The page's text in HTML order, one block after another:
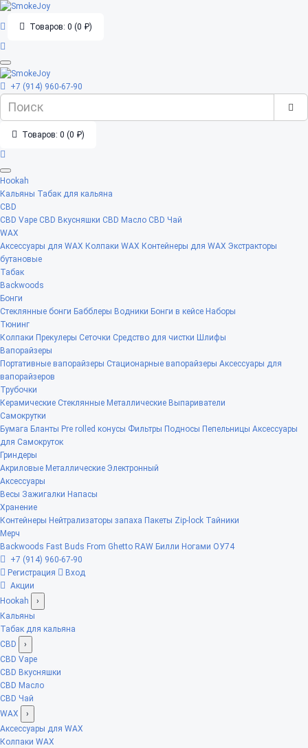
Товаров: 0 (0 ₽)
+7 (914) 960-67-90
Товаров: 0 (0 ₽)
Hookah
Кальяны Табак для кальяна
CBD
CBD Vape CBD Вкусняшки CBD Масло CBD Чай
WAX
Аксессуары для WAX Колпаки WAX Контейнеры для WAX Экстракторы
бутановые
Табак
Backwoods
Бонги
Стеклянные бонги Бабблеры Водники Бонги в кейсе Наборы
Тюнинг
Колпаки Прекулеры Сеточки Средство для чистки Шлифы
Вапорайзеры
Портативные вапорайзеры Стационарные вапорайзеры Аксессуары для
вапорайзеров
Трубочки
Керамические Стеклянные Металлические Выпариватели
Самокрутки
Бумага Бланты Pre rolled конусы Фильтры Подносы Пепельницы Аксессуары
для Самокруток
Гриндеры
Акриловые Металлические Электронный
Аксессуары
Весы Зажигалки Напасы
Хранение
Контейнеры Нейтрализаторы запаха Пакеты Zip-lock Тайники
Мерч
Backwoods Fast Buds From Ghetto RAW Билли Ногами ОУ74
+7 (914) 960-67-90
Регистрация
Вход
Акции
Hookah
›
Кальяны
Табак для кальяна
CBD
›
CBD Vape
CBD Вкусняшки
CBD Масло
CBD Чай
WAX
›
Аксессуары для WAX
Колпаки WAX